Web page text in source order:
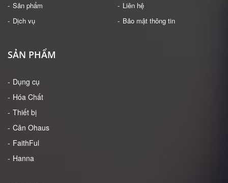
Sản phẩm
Dịch vụ
Liên hệ
Bảo mật thông tin
SẢN PHẨM
Dụng cụ
Hóa Chất
Thiết bị
Cân Ohaus
FaithFul
Hanna